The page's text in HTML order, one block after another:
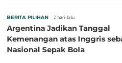
BERITA PILIHAN 2 hari lalu
Argentina Jadikan Tanggal
Kemenangan atas Inggris
Nasional Sepak Bola